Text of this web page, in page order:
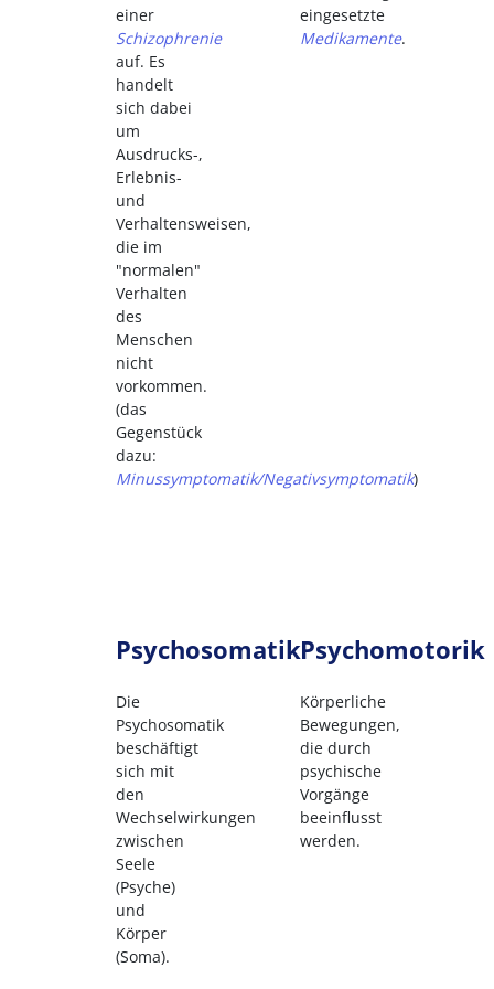
einer
Schizophrenie
auf. Es
handelt
sich dabei
um
Ausdrucks-,
Erlebnis-
und
Verhaltensweisen,
die im
"normalen"
Verhalten
des
Menschen
nicht
vorkommen.
(das
Gegenstück
dazu:
Minussymptomatik/Negativsymptomatik)
eingesetzte
Medikamente.
Psychosomatik
Die
Psychosomatik
beschäftigt
sich mit
den
Wechselwirkungen
zwischen
Seele
(Psyche)
und
Körper
(Soma).
Psychomotorik
Körperliche
Bewegungen,
die durch
psychische
Vorgänge
beeinflusst
werden.